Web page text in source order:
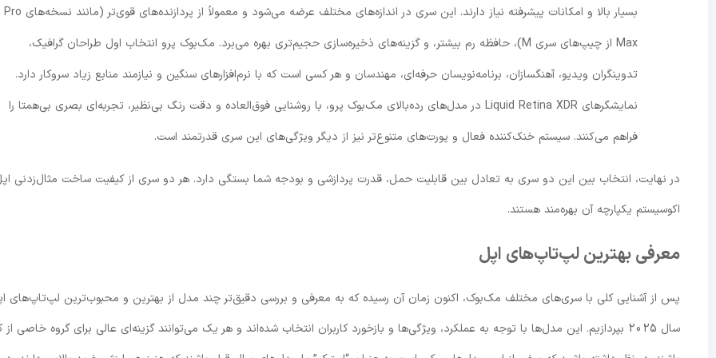
Max از چیپ‌های سری M)، حافظه رم بیشتر، و گزینه‌های ذخیره‌سازی حجیم‌تری بهره می‌برد. مک‌بوک پرو انتخاب اول طراحان گرافیک،
تدوینگران ویدیو، آهنگسازان، برنامه‌نویسان حرفه‌ای، مهندسان و هر کسی است که با نرم‌افزارهای سنگین و نیازمند منابع زیاد سروکار دارد.
نمایشگرهای Liquid Retina XDR در مدل‌های رده‌بالای مک‌بوک پرو، با روشنایی فوق‌العاده و دقت رنگ بی‌نظیر، تجربه‌ای بصری بی‌همتا را
فراهم می‌کنند. سیستم خنک‌کننده فعال و پورت‌های متنوع‌تر نیز از دیگر ویژگی‌های این سری قدرتمند است.
در نهایت، انتخاب بین این دو سری به تعادل بین قابلیت حمل، قدرت پردازشی و بودجه شما بستگی دارد. هر دو سری از کیفیت ساخت مثال‌زدنی
اکوسیستم یکپارچه آن بهره‌مند هستند.
معرفی بهترین لپ‌تاپ‌های اپل
پس از آشنایی کلی با سری‌های مختلف مک‌بوک، اکنون زمان آن رسیده که به معرفی و بررسی دقیق‌تر چند مدل از بهترین و محبوب‌ترین لپ‌تاپ‌های
سال 2025 بپردازیم. این مدل‌ها با توجه به عملکرد، ویژگی‌ها و بازخورد کاربران انتخاب شده‌اند و هر یک می‌توانند گزینه‌ای عالی برای گروه خاصی از